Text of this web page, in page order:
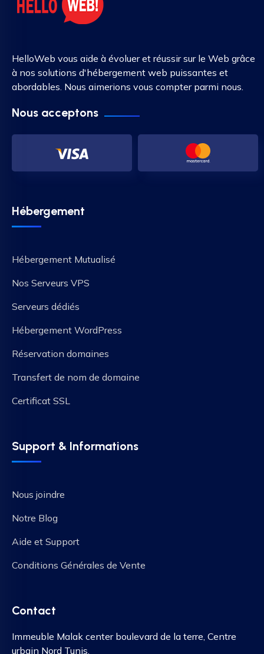
HelloWeb vous aide à évoluer et réussir sur le Web grâce
à nos solutions d'hébergement web puissantes et
abordables. Nous aimerions vous compter parmi nous.
Nous acceptons
Hébergement
Hébergement Mutualisé
Nos Serveurs VPS
Serveurs dédiés
Hébergement WordPress
Réservation domaines
Transfert de nom de domaine
Certificat SSL
Support & Informations
Nous joindre
Notre Blog
Aide et Support
Conditions Générales de Vente
Contact
Immeuble Malak center boulevard de la terre, Centre
urbain Nord Tunis.